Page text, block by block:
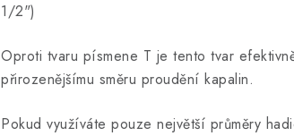
1/2")
Oproti tvaru písmene T je tento tvar
přirozenějšímu směru proudění kapalin.
Pokud využíváte pouze největší průměry